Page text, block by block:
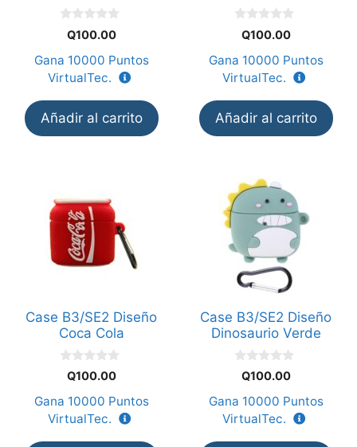
5
Q100.00
Gana 10000 Puntos
VirtualTec.
Añadir al carrito
5
Q100.00
Gana 10000 Puntos
VirtualTec.
Añadir al carrito
Case B3/SE2 Diseño
Coca Cola
5
Q100.00
Gana 10000 Puntos
VirtualTec.
Case B3/SE2 Diseño
Dinosaurio Verde
5
Q100.00
Gana 10000 Puntos
VirtualTec.